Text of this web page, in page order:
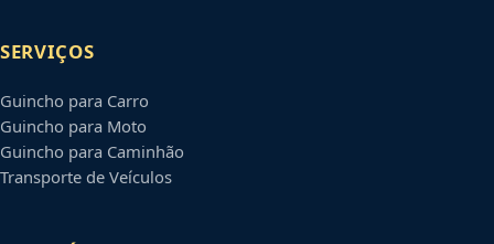
SERVIÇOS
Guincho para Carro
Guincho para Moto
Guincho para Caminhão
Transporte de Veículos